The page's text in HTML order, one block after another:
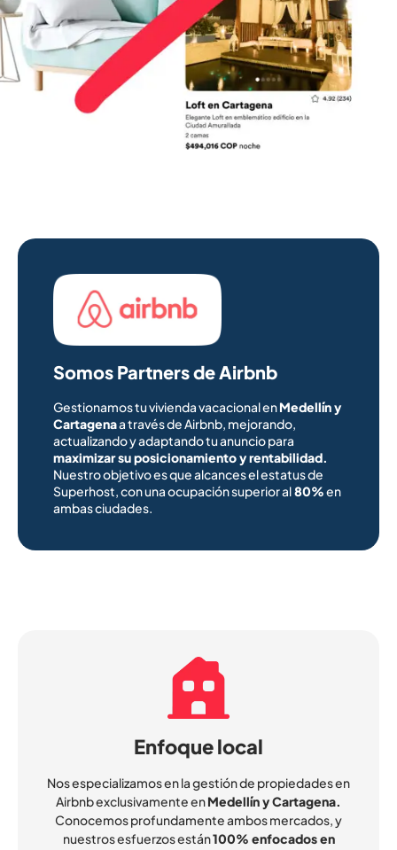
Somos Partners de Airbnb
Gestionamos tu vivienda vacacional enMedellín y
Cartagenaa través de Airbnb, mejorando,
actualizando y adaptando tu anuncio para
maximizar su posicionamiento y rentabilidad.
Nuestro objetivo es que alcances el estatus de
Superhost, con una ocupación superior al80%en
ambas ciudades.
Enfoque local
Nos especializamos en la gestión de propiedades en
Airbnb exclusivamente enMedellín y Cartagena.
Conocemos profundamente ambos mercados, y
nuestros esfuerzos están100% enfocados en